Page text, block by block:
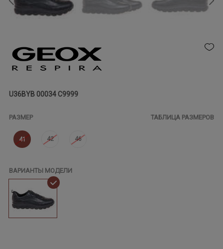
U36BYB 00034 C9999
РАЗМЕР ТАБЛИЦА РАЗМЕРОВ
41 42 46
ВАРИАНТЫ МОДЕЛИ